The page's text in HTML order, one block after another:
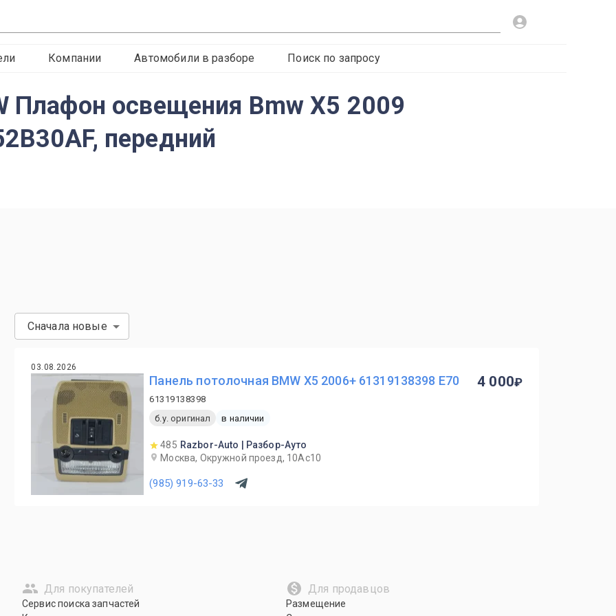
Компании Автомобили в разборе Поиск по запросу
Плафон освещения Bmw X5 2009
передний
Сначала новые
03.08.2026
Панель потолочная BMW X5 2006+ 61319138398 Е70
61319138398
б.у. оригинал
в наличии
485 Razbor-Auto | Разбор-Ауто
Москва, Окружной проезд, 10Ас10
(985) 919-63-33
4 000
Для покупателей
Сервис поиска запчастей
Для продавцов
Размещение